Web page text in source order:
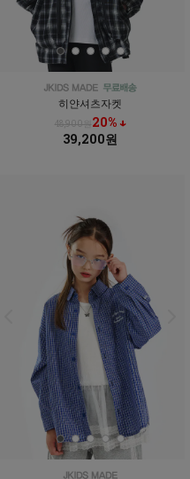
히얀셔츠자켓
48,900원20% ↓
39,200원